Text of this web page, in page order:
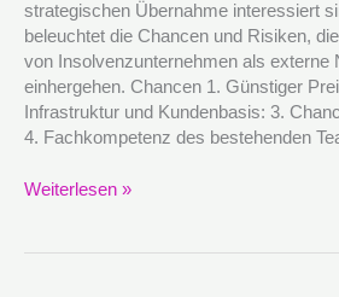
strategischen Übernahme interessiert
beleuchtet die Chancen und Risiken,
von Insolvenzunternehmen als externe
einhergehen. Chancen 1. Günstiger
Infrastruktur und Kundenbasis: 3.
4. Fachkompetenz des bestehenden
Weiterlesen »